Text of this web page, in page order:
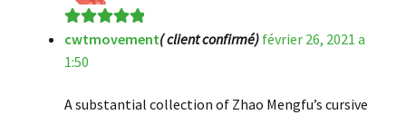
Note5sur 5
cwtmovement( client confirmé) février 26, 2021 a
1:50
A substantial collection of Zhao Mengfu’s cursive